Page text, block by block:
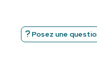
Posez une